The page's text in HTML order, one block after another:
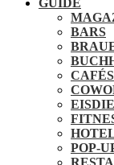
GUIDE
BARS
CAFÉS
POP-